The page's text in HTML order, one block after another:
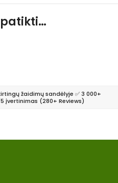
žaidimų sandėlyje ✅ 3 000+
įvertinimas (280+ Reviews)